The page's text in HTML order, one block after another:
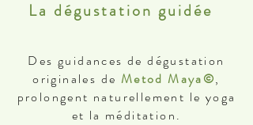
La dégustation guidée
Des guidances de dégustation
originales de Metod Maya©,
prolongent naturellement le yoga
et la méditation.